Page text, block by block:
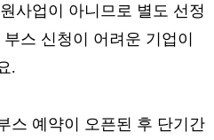
사업이 아니므로 별도 선정
스 신청이 어려운 기업이
.
스 예약이 오픈된 후 단기간